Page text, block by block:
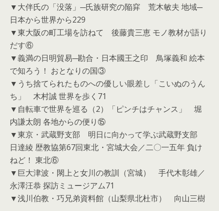
▼大伴氏の「没落」─氏族研究の陥穽 荒木敏夫 地域─
日本から世界から229
▼東大阪の町工場を訪ねて 後藤貴三恵 モノ教材が語り
だす⑥
▼義満の日明貿易─勘合・日本國王之印 鳥塚義和 絵本
で知ろう！ おとなりの国③
▼うち捨てられたものへの優しい眼差し「こいぬのうん
ち」 木村誠 世界を歩く71
▼自転車で世界を巡る（2）「ピンチはチャンス」 堀
内謙太朗 各地からの便り⑮
▼東京・武蔵野支部 明日に向かって学ぶ武蔵野支部
日達綾 歴教協第67回東北・宮城大会／二〇一五年 負け
ねど！ 東北⑥
▼巨大津波・閖上と女川の教訓（宮城） 手代木彰雄／
永澤汪恭 探訪ミュージアム71
▼浅川伯教・巧兄弟資料館（山梨県北杜市） 向山三樹